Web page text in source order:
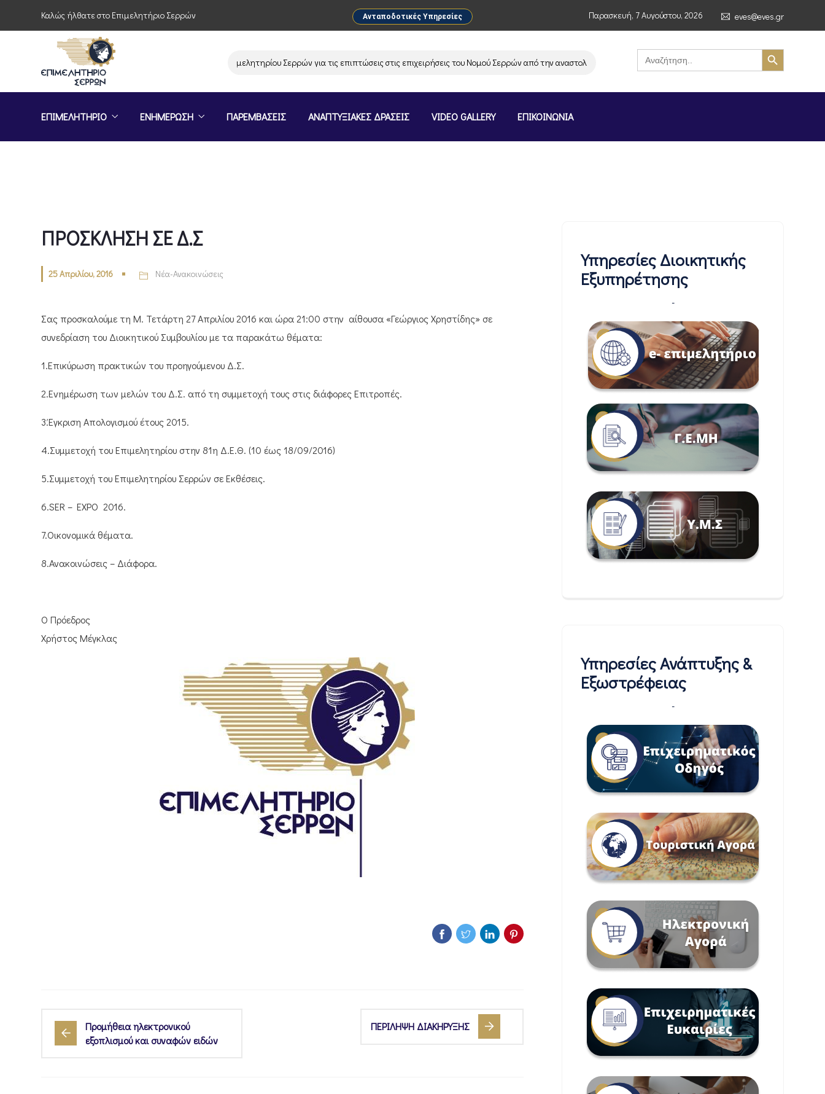
Καλώς ήλθατε στο Επιμελητήριο Σερρών Ανταποδοτικές Υπηρεσίες Παρασκευή, 7 Αυγούστου, 2026 eves@eves.gr
Παρέμβαση του Επιμελητηρίου Σερρών για τις επιπτώσεις στις επιχειρήσεις του Νομού Σερρών από την αναστολή λειτουργίας της αλυσίδας σούπερ μάρκετ MERE στην Ελλάδα –
Search
for:
Search Button
ΕΠΙΜΕΛΗΤΗΡΙΟ ΕΝΗΜΕΡΩΣΗ ΠΑΡΕΜΒΑΣΕΙΣ ΑΝΑΠΤΥΞΙΑΚΕΣ ΔΡΑΣΕΙΣ VIDEO GALLERY ΕΠΙΚΟΙΝΩΝΙΑ
ΠΡΟΣΚΛΗΣΗ ΣΕ Δ.Σ
25 Απριλίου, 2016 Νέα-Ανακοινώσεις
Σας προσκαλούμε τη Μ. Τετάρτη 27 Απριλίου 2016 και ώρα 21:00 στην αίθουσα «Γεώργιος Χρηστίδης» σε
συνεδρίαση του Διοικητικού Συμβουλίου με τα παρακάτω θέματα:
1.Επικύρωση πρακτικών του προηγούμενου Δ.Σ.
2.Ενημέρωση των μελών του Δ.Σ. από τη συμμετοχή τους στις διάφορες Επιτροπές.
3.Έγκριση Απολογισμού έτους 2015.
4.Συμμετοχή του Επιμελητηρίου στην 81η Δ.Ε.Θ. (10 έως 18/09/2016)
5.Συμμετοχή του Επιμελητηρίου Σερρών σε Εκθέσεις.
6.SER – EXPO 2016.
7.Οικονομικά θέματα.
8.Ανακοινώσεις – Διάφορα.
Ο Πρόεδρος
Χρήστος Μέγκλας
Προμήθεια ηλεκτρονικού
εξοπλισμού και συναφών ειδών
ΠΕΡΙΛΗΨΗ ΔΙΑΚΗΡΥΞΗΣ
Υπηρεσίες Διοικητικής
Εξυπηρέτησης
-
Υπηρεσίες Ανάπτυξης &
Εξωστρέφειας
-